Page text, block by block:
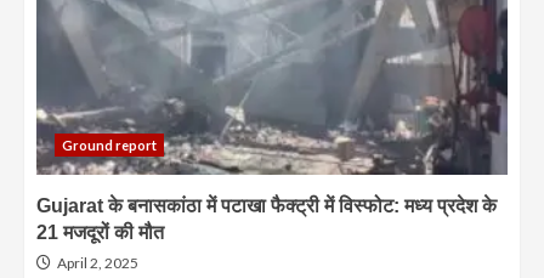
Ground report
Gujarat के बनासकांठा में पटाखा फैक्ट्री में विस्फोट: मध्य प्रदेश के
21 मजदूरों की मौत
April 2, 2025